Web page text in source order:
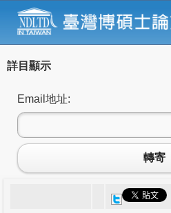
詳目顯示
Email地址:
轉寄